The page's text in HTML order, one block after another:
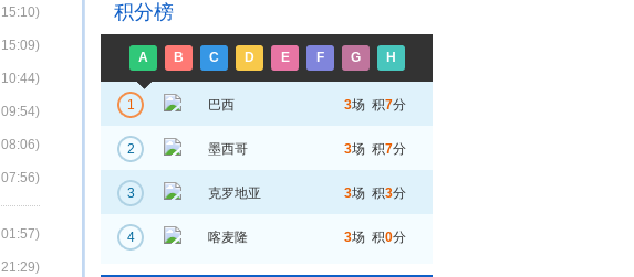
积分榜
A B C D E F G H
1 巴西 3场 积7分
2 墨西哥 3场 积7分
3 克罗地亚 3场 积3分
4 喀麦隆 3场 积0分